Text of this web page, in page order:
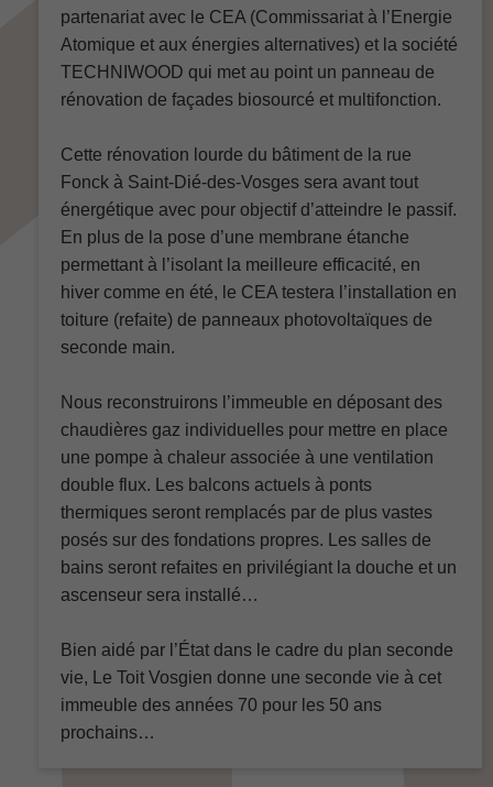
partenariat avec le CEA (Commissariat à l’Energie
Atomique et aux énergies alternatives) et la société
TECHNIWOOD qui met au point un panneau de
rénovation de façades biosourcé et multifonction.
Cette rénovation lourde du bâtiment de la rue
Fonck à Saint-Dié-des-Vosges sera avant tout
énergétique avec pour objectif d’atteindre le passif.
En plus de la pose d’une membrane étanche
permettant à l’isolant la meilleure efficacité, en
hiver comme en été, le CEA testera l’installation en
toiture (refaite) de panneaux photovoltaïques de
seconde main.
Nous reconstruirons l’immeuble en déposant des
chaudières gaz individuelles pour mettre en place
une pompe à chaleur associée à une ventilation
double flux. Les balcons actuels à ponts
thermiques seront remplacés par de plus vastes
posés sur des fondations propres. Les salles de
bains seront refaites en privilégiant la douche et un
ascenseur sera installé…
Bien aidé par l’État dans le cadre du plan seconde
vie, Le Toit Vosgien donne une seconde vie à cet
immeuble des années 70 pour les 50 ans
prochains…